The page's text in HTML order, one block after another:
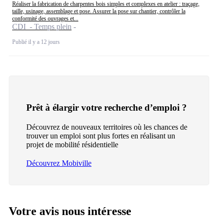
Réaliser la fabrication de charpentes bois simples et complexes en atelier : traçage,
taille, usinage, assemblage et pose. Assurer la pose sur chantier, contrôler la
conformité des ouvrages et...
CDI - Temps plein
Publié il y a 12 jours
Prêt à élargir votre recherche d’emploi ?
Découvrez de nouveaux territoires où les chances de
trouver un emploi sont plus fortes en réalisant un
projet de mobilité résidentielle
Découvrez Mobiville
Votre avis nous intéresse